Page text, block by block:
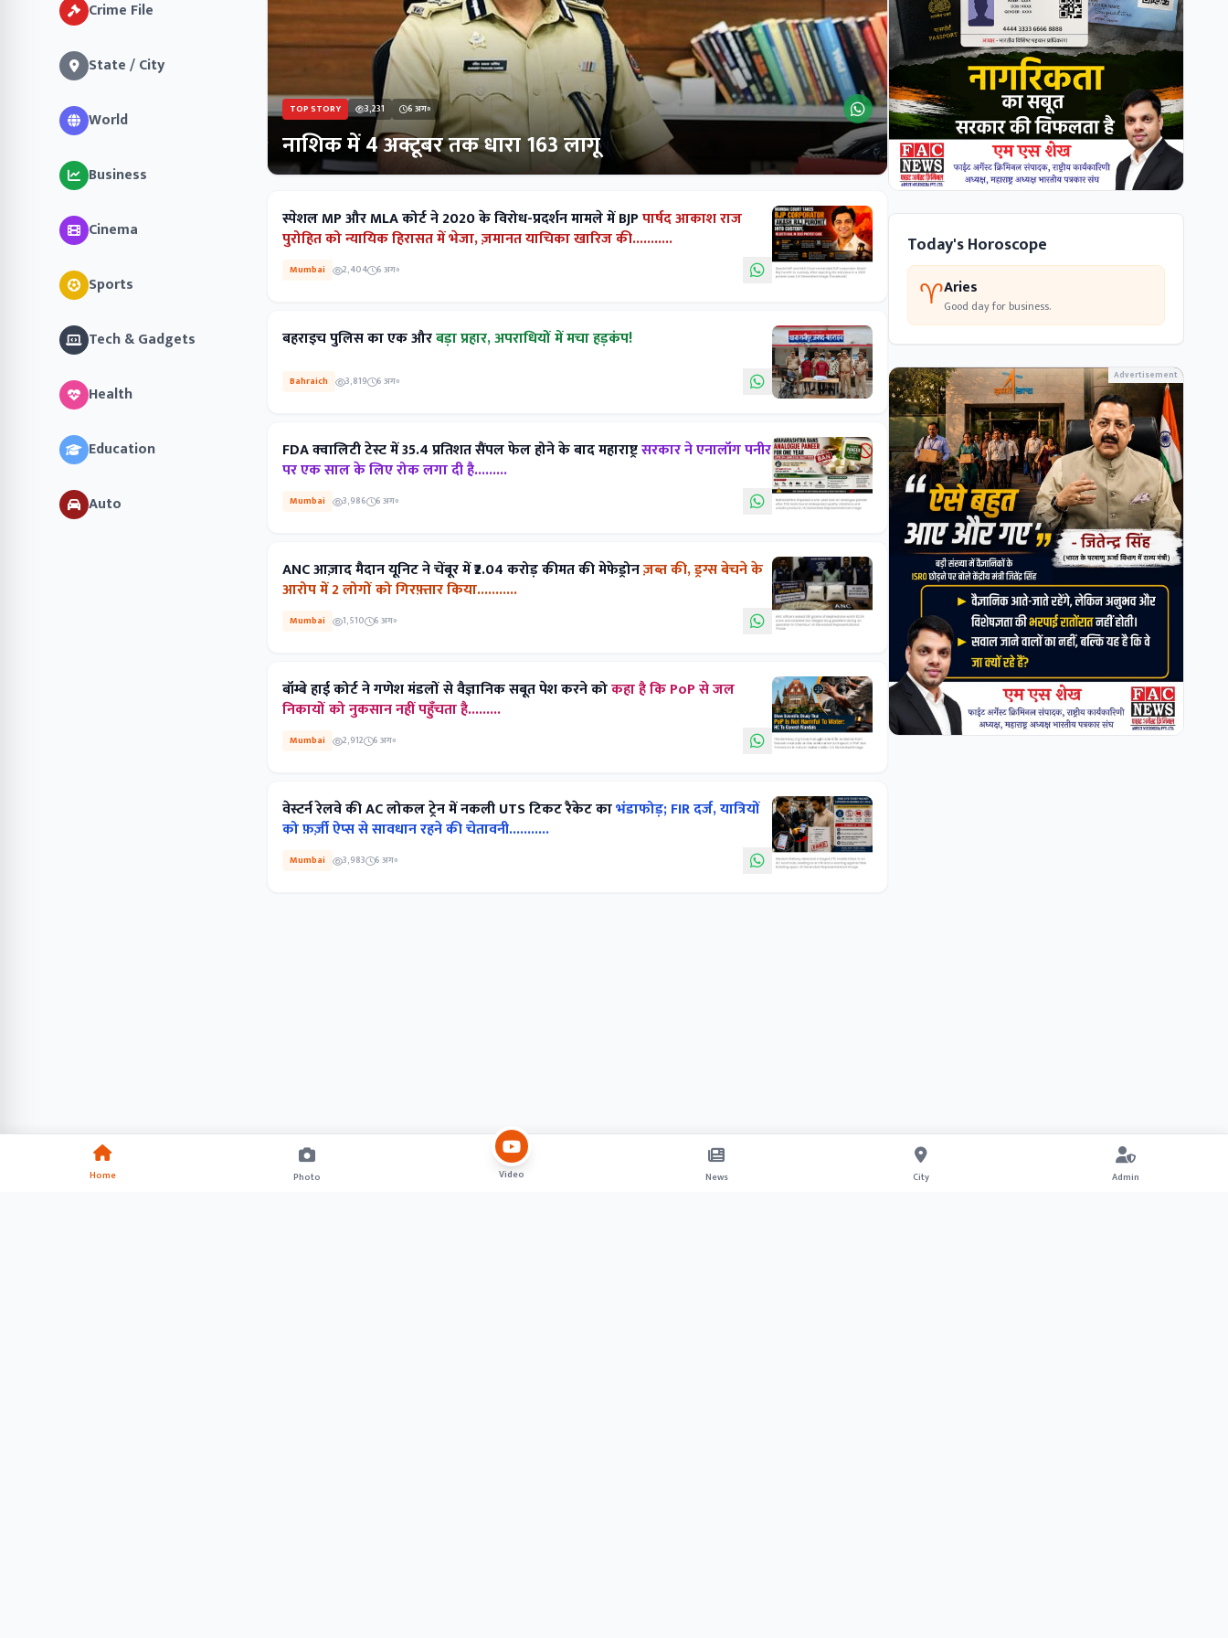
Crime File
State / City
World
Business
Cinema
Sports
Tech & Gadgets
Health
Education
Auto
TOP STORY 3,231 6 अग॰
नाशिक में 4 अक्टूबर तक धारा 163 लागू
स्पेशल MP और MLA कोर्ट ने 2020 के विरोध-प्रदर्शन मामले में BJPपार्षद आकाश राज
पुरोहित को न्यायिक हिरासत में भेजा, ज़मानत याचिका खारिज की...........
Mumbai 2,404 6 अग॰
बहराइच पुलिस का एक औरबड़ा प्रहार, अपराधियों में मचा हड़कंप!
Bahraich 3,819 6 अग॰
FDA क्वालिटी टेस्ट में 35.4 प्रतिशत सैंपल फेल होने के बाद महाराष्ट्रसरकार ने एनालॉग पनीर
पर एक साल के लिए रोक लगा दी है.........
Mumbai 3,986 6 अग॰
ANC आज़ाद मैदान यूनिट ने चेंबूर में ₹2.04 करोड़ कीमत की मेफेड्रोनज़ब्त की, ड्रग्स बेचने के
आरोप में 2 लोगों को गिरफ़्तार किया...........
Mumbai 1,510 6 अग॰
बॉम्बे हाई कोर्ट ने गणेश मंडलों से वैज्ञानिक सबूत पेश करने कोकहा है कि PoP से जल
निकायों को नुकसान नहीं पहुँचता है.........
Mumbai 2,912 6 अग॰
वेस्टर्न रेलवे की AC लोकल ट्रेन में नकली UTS टिकट रैकेट काभंडाफोड़; FIR दर्ज, यात्रियों
को फ़र्ज़ी ऐप्स से सावधान रहने की चेतावनी...........
Mumbai 3,983 6 अग॰
Today's Horoscope
♈Aries
Good day for business.
Advertisement
Home Photo Video News City Admin